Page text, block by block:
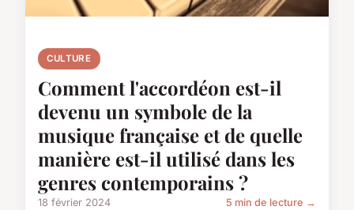
CULTURE
Comment l'accordéon est-il
devenu un symbole de la
musique française et de quelle
manière est-il utilisé dans les
genres contemporains ?
18 février 2024 5 min de lecture →